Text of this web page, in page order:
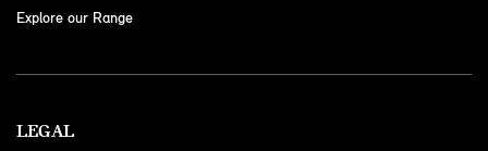
Explore our Range
LEGAL